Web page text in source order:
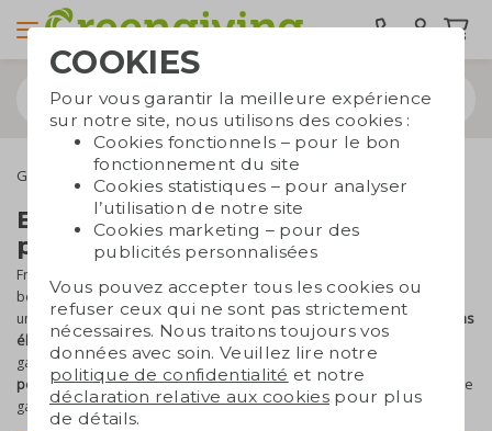
Gourdes réutilisables Bouteilles isothermes
Bouteilles isothermes
personnalisées
Frais en été, chaud en hiver : c’est ce que nous attendons de nos
boissons. Une bouteille isotherme, une gourde à double paroi ou
une bouteille thermique est la solution idéale. Grâce à leurs
designs
élégantsetmatériaux durables, nos bouteilles et mugs isothermes
garantissent un plaisir de boire pendant des années. Faites-les
personnaliser avec votre logoet offrez un cadeau d'affaires haut de
gamme !
COOKIES
Pour vous garantir la meilleure expérience
sur notre site, nous utilisons des cookies :
Cookies fonctionnels – pour le bon
fonctionnement du site
Cookies statistiques – pour analyser
l’utilisation de notre site
Cookies marketing – pour des
publicités personnalisées
Vous pouvez accepter tous les cookies ou
refuser ceux qui ne sont pas strictement
nécessaires. Nous traitons toujours vos
données avec soin. Veuillez lire notre
politique de confidentialité et notre
déclaration relative aux cookies pour plus
de détails.